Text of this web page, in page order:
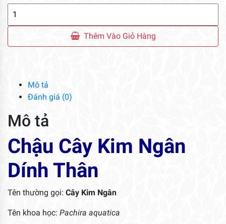
Ngân
Thêm Vào Giỏ Hàng
Mô tả
Đánh giá (0)
Mô tả
Chậu Cây Kim Ngân
Dính Thân
Tên thường gọi: Cây Kim Ngân
Tên khoa học: Pachira aquatica